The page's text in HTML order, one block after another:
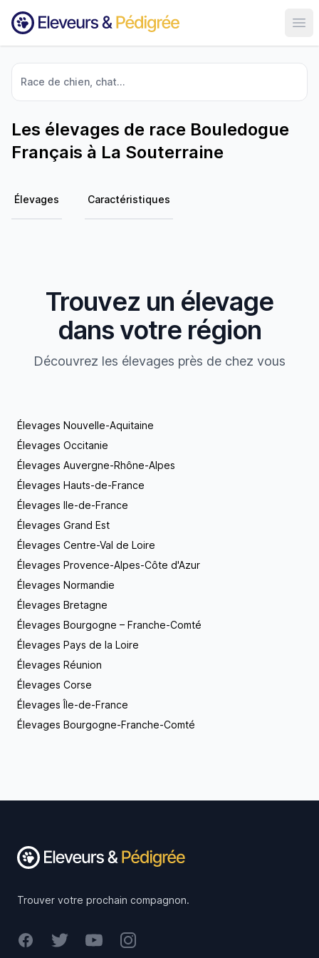
Race de chien, chat...
Les élevages de race Bouledogue
Français à La Souterraine
Élevages Caractéristiques
Trouvez un élevage
dans votre région
Découvrez les élevages près de chez vous
Élevages Nouvelle-Aquitaine
Élevages Occitanie
Élevages Auvergne-Rhône-Alpes
Élevages Hauts-de-France
Élevages Ile-de-France
Élevages Grand Est
Élevages Centre-Val de Loire
Élevages Provence-Alpes-Côte d'Azur
Élevages Normandie
Élevages Bretagne
Élevages Bourgogne – Franche-Comté
Élevages Pays de la Loire
Élevages Réunion
Élevages Corse
Élevages Île-de-France
Élevages Bourgogne-Franche-Comté
Trouver votre prochain compagnon.
FacebookTwitterYoutubeInstagram